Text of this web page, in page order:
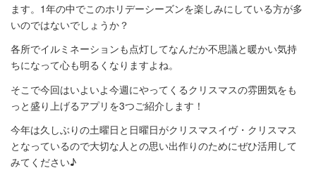
ます。1年の中でこのホリデーシーズンを楽しみにしている方が多
いのではないでしょうか？
各所でイルミネーションも点灯してなんだか不思議と暖かい気持
ちになって心も明るくなりますよね。
そこで今回はいよいよ今週にやってくるクリスマスの雰囲気をも
っと盛り上げるアプリを3つご紹介します！
今年は久しぶりの土曜日と日曜日がクリスマスイヴ・クリスマス
となっているので大切な人との思い出作りのためにぜひ活用して
みてください♪